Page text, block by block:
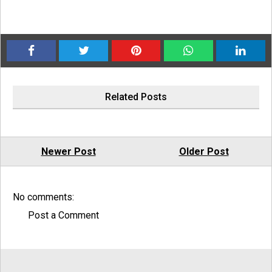
Related Posts
Newer Post Older Post
No comments:
Post a Comment